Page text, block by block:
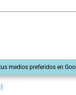
medios preferidos en